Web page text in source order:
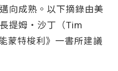
向成熟。以下摘錄由美
提姆‧沙丁（Tim
蒙特梭利》一書所建議